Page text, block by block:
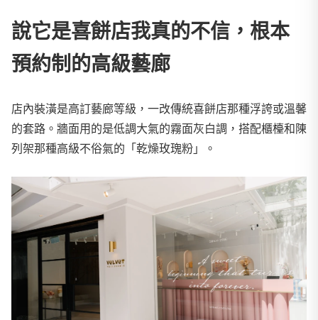
說它是喜餅店我真的不信，根本
預約制的高級藝廊
店內裝潢是高訂藝廊等級，一改傳統喜餅店那種浮誇或溫馨
的套路。牆面用的是低調大氣的霧面灰白調，搭配櫃檯和陳
列架那種高級不俗氣的「乾燥玫瑰粉」。